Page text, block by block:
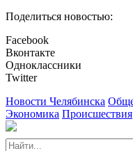
Поделиться новостью:
Facebook
Вконтакте
Одноклассники
Twitter
Новости Челябинска
Экономика Происшествия